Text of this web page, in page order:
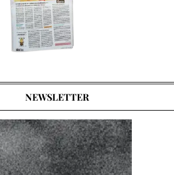
NEWSLETTER